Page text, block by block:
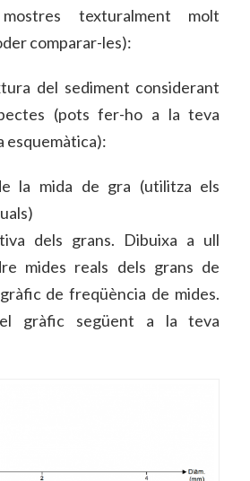
texturalment molt
comparar-les):
del sediment considerant
(pots fer-ho a la teva
esquemàtica):
la mida de gra (utilitza els
dels grans. Dibuixa a ull
mides reals dels grans de
de freqüència de mides.
el gràfic següent a la teva